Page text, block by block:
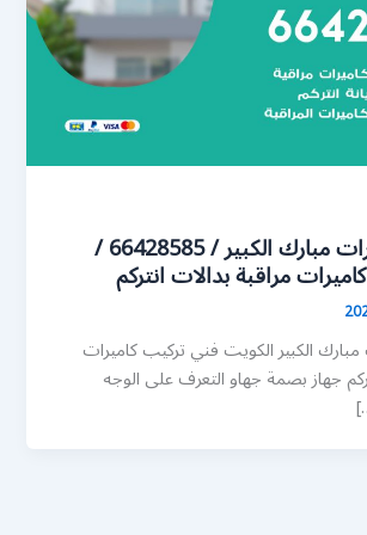
رقم فني كاميرات مبارك الكبير / 66428585 /
مراقبة بدالات انتركم
الكبير الكويت فني تركيب كاميرات
جهاز بصمة جهاو التعرف على الوجه